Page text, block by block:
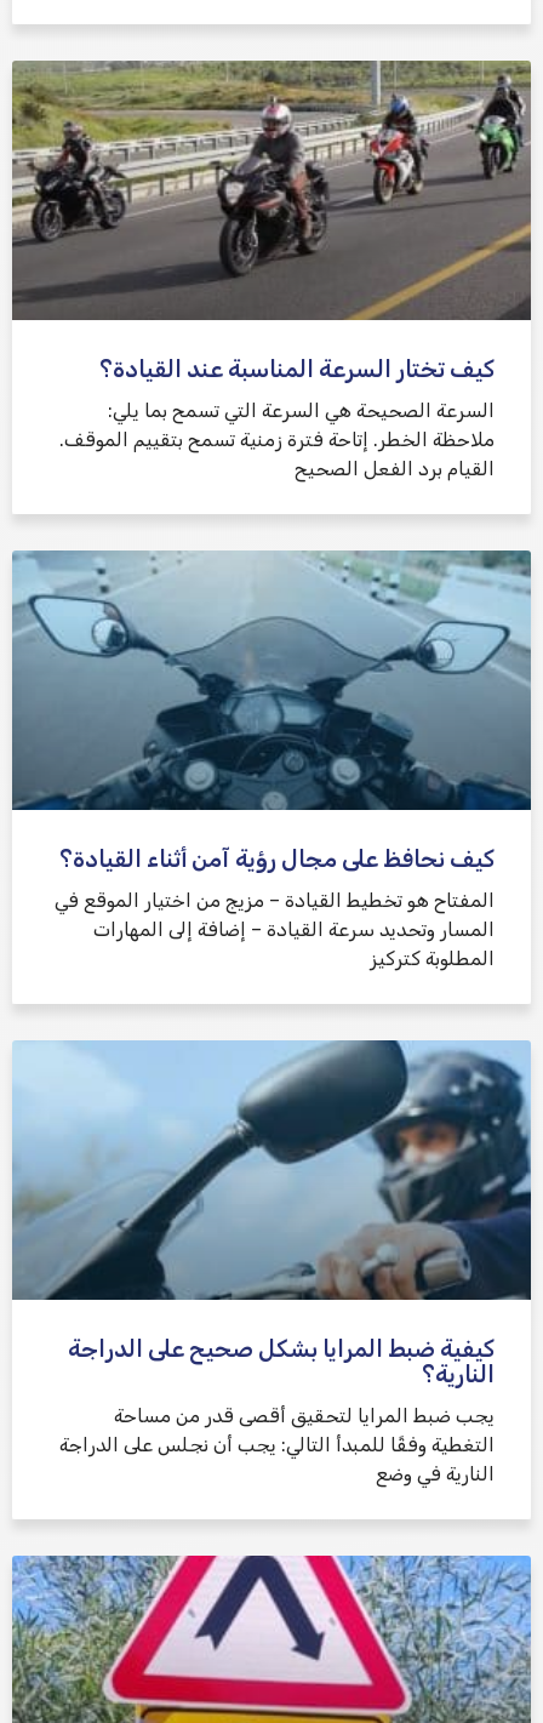
كيف تختار السرعة المناسبة عند القيادة؟
السرعة الصحيحة هي السرعة التي تسمح بما يلي:
ملاحظة الخطر. إتاحة فترة زمنية تسمح بتقييم الموقف.
القيام برد الفعل الصحيح
كيف نحافظ على مجال رؤية آمن أثناء القيادة؟
المفتاح هو تخطيط القيادة – مزيج من اختيار الموقع في
المسار وتحديد سرعة القيادة – إضافة إلى المهارات
المطلوبة كتركيز
كيفية ضبط المرايا بشكل صحيح على الدراجة
النارية؟
يجب ضبط المرايا لتحقيق أقصى قدر من مساحة
التغطية وفقًا للمبدأ التالي: يجب أن نجلس على الدراجة
النارية في وضع